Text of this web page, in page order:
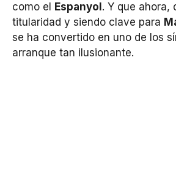
como el Espanyol. Y que ahora,
titularidad y siendo clave para
se ha convertido en uno de los
arranque tan ilusionante.